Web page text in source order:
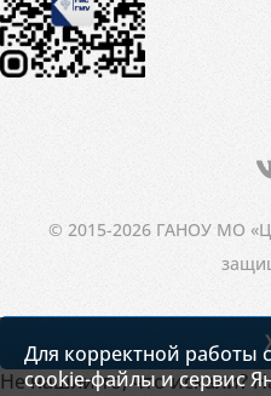
© 2015-2026 ГАНОУ МО
Для корректной работы
cookie-файлы и сервис
Не нашли то, что искали?